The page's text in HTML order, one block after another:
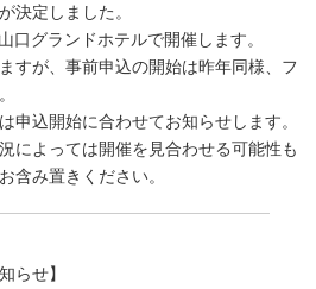
決定しました。
口グランドホテルで開催します。
すが、事前申込の開始は昨年同様、フ
申込開始に合わせてお知らせします。
によっては開催を見合わせる可能性も
含み置きください。
らせ】